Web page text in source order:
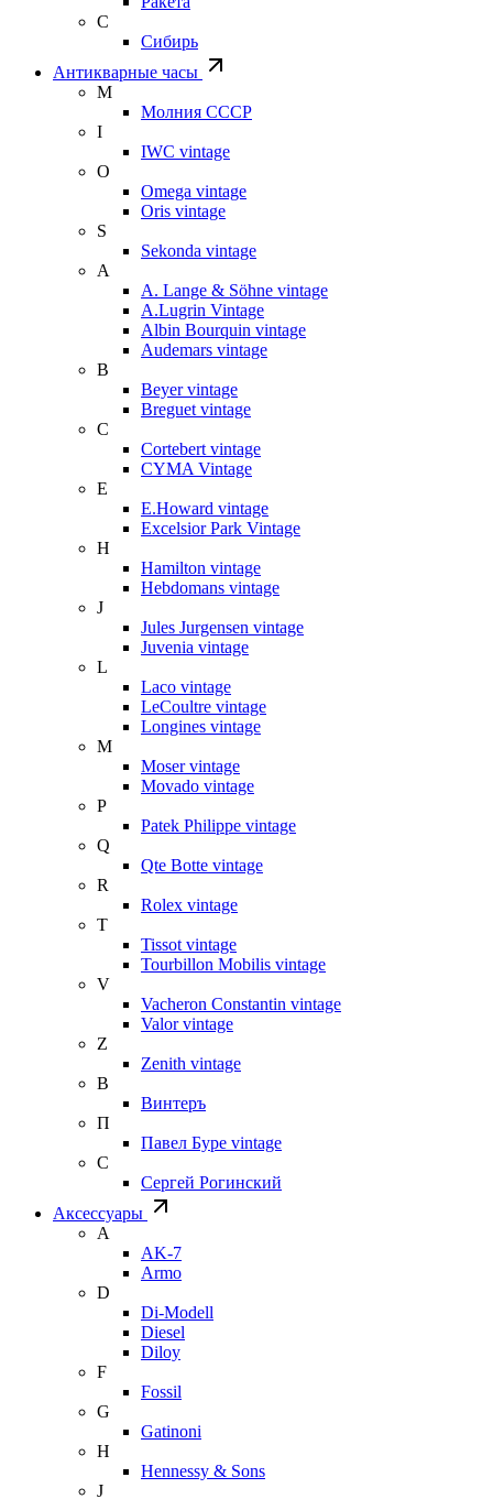
С
Сибирь
Антикварные часы
М
Молния СССР
I
IWC vintage
O
Omega vintage
Oris vintage
S
Sekonda vintage
A
A. Lange & Söhne vintage
A.Lugrin Vintage
Albin Bourquin vintage
Audemars vintage
B
Beyer vintage
Breguet vintage
C
Cortebert vintage
CYMA Vintage
E
E.Howard vintage
Excelsior Park Vintage
H
Hamilton vintage
Hebdomans vintage
J
Jules Jurgensen vintage
Juvenia vintage
L
Laco vintage
LeCoultre vintage
Longines vintage
M
Moser vintage
Movado vintage
P
Patek Philippe vintage
Q
Qte Botte vintage
R
Rolex vintage
T
Tissot vintage
Tourbillon Mobilis vintage
V
Vacheron Constantin vintage
Valor vintage
Z
Zenith vintage
В
Винтеръ
П
Павел Буре vintage
С
Сергей Рогинский
Аксессуары
A
AK-7
Armo
D
Di-Modell
Diesel
Diloy
F
Fossil
G
Gatinoni
H
Hennessy & Sons
J